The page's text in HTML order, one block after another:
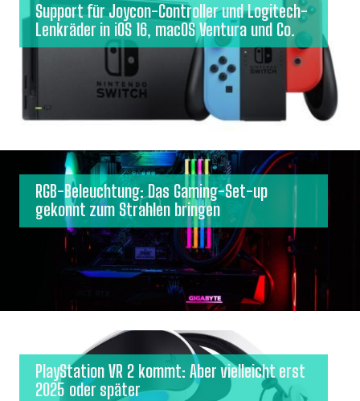
Support für Joycon-Controller und Logitech-
Lenkräder in iOS 16, macOS Ventura und Co.
RGB-Beleuchtung: Das Gaming-Set-up
gekonnt zum Strahlen bringen
PlayStation VR 2 kommt: Aber vielleicht erst
2025 oder später